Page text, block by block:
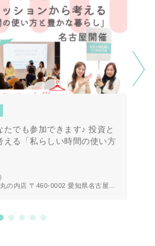
たでも参加できます♪ 投資と
える「私らしい時間の使い方
の内店 〒460-0002 愛知県名古屋市